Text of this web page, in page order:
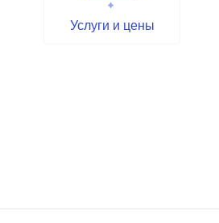
Услуги и цены